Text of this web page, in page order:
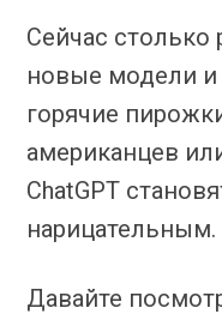
Сейчас столько
новые модели и
горячие
американцев
ChatGPT
нарицательным.
Давайте